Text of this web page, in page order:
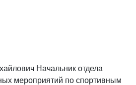
Начальник отдела
мероприятий по спортивным